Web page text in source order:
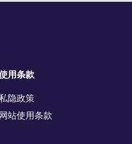
用条款
隐政策
网站使用条款